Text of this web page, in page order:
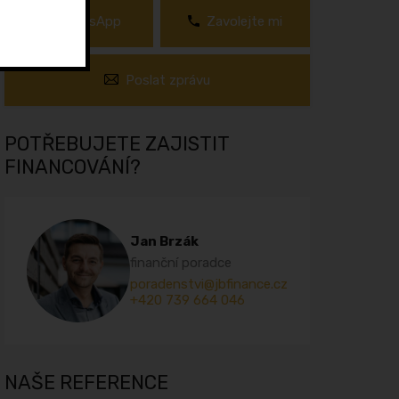
WhatsApp Zavolejte mi
Poslat zprávu
POTŘEBUJETE ZAJISTIT
FINANCOVÁNÍ?
Jan Brzák
finanční poradce
poradenstvi@jbfinance.cz
+420 739 664 046
NAŠE REFERENCE